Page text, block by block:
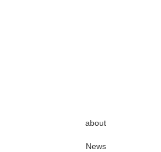
about
News